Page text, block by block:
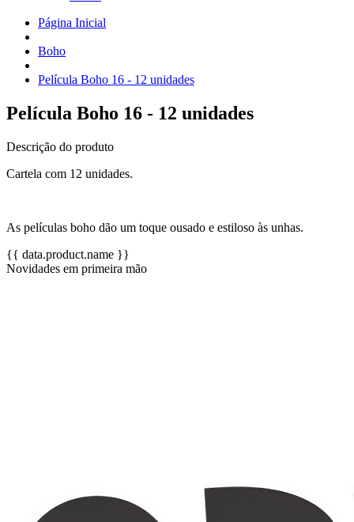
Página Inicial
Boho
Película Boho 16 - 12 unidades
Película Boho 16 - 12 unidades
Descrição do produto
Cartela com 12 unidades.
As películas boho dão um toque ousado e estiloso às unhas.
{{ data.product.name }}
Novidades em primeira mão